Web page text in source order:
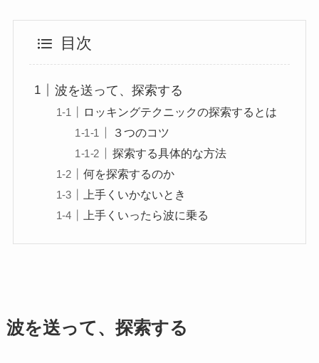
目次
波を送って、探索する
ロッキングテクニックの探索するとは
３つのコツ
探索する具体的な方法
何を探索するのか
上手くいかないとき
上手くいったら波に乗る
波を送って、探索する